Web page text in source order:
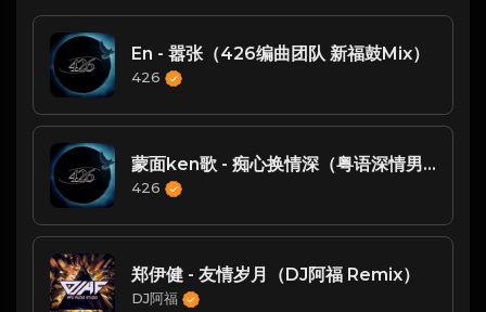
En - 嚣张（426编曲团队 新福鼓Mix）
426
蒙面ken歌 - 痴心换情深（粤语深情男声版ProgHouse 廉江DJ四眼 2022 Remix ）
426
郑伊健 - 友情岁月（DJ阿福 Remix）
DJ阿福